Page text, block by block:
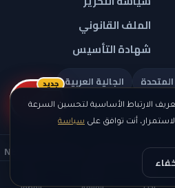
الارتباط الأساسية لتحسين السرعة
أنت توافق على سياسة
الملف القانوني
شهادة التأسيس
الجالية العربية
— جميع الحقوق محفوظة — NEW YORK NEWS
ريلز
جديد